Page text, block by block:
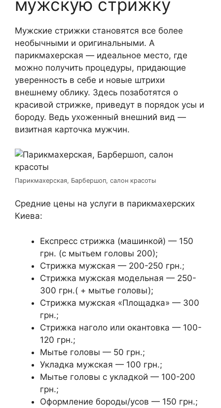
мужскую стрижку
Мужские стрижки становятся все более
необычными и оригинальными. А
парикмахерская — идеальное место, где
можно получить процедуры, придающие
уверенность в себе и новые штрихи
внешнему облику. Здесь позаботятся о
красивой стрижке, приведут в порядок усы и
бороду. Ведь ухоженный внешний вид —
визитная карточка мужчин.
Парикмахерская, Барбершоп, салон красоты
Средние цены на услуги в парикмахерских
Киева:
Експресс стрижка (машинкой) — 150
грн. (с мытьем головы 200);
Стрижка мужская — 200-250 грн.;
Стрижка мужская модельная — 250-
300 грн.( + мытье головы);
Стрижка мужская «Площадка» — 300
грн.;
Стрижка наголо или окантовка — 100-
120 грн.;
Мытье головы — 50 грн.;
Укладка мужская — 100 грн.;
Мытье головы с укладкой — 100-200
грн.;
Оформление бороды/усов — 150 грн.;